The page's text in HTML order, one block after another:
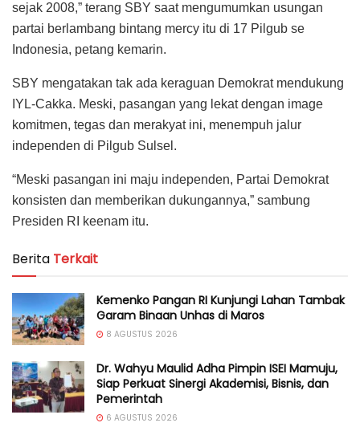
sejak 2008,” terang SBY saat mengumumkan usungan
partai berlambang bintang mercy itu di 17 Pilgub se
Indonesia, petang kemarin.
SBY mengatakan tak ada keraguan Demokrat mendukung
IYL-Cakka. Meski, pasangan yang lekat dengan image
komitmen, tegas dan merakyat ini, menempuh jalur
independen di Pilgub Sulsel.
“Meski pasangan ini maju independen, Partai Demokrat
konsisten dan memberikan dukungannya,” sambung
Presiden RI keenam itu.
Berita Terkait
Kemenko Pangan RI Kunjungi Lahan Tambak
Garam Binaan Unhas di Maros
8 AGUSTUS 2026
Dr. Wahyu Maulid Adha Pimpin ISEI Mamuju,
Siap Perkuat Sinergi Akademisi, Bisnis, dan
Pemerintah
6 AGUSTUS 2026